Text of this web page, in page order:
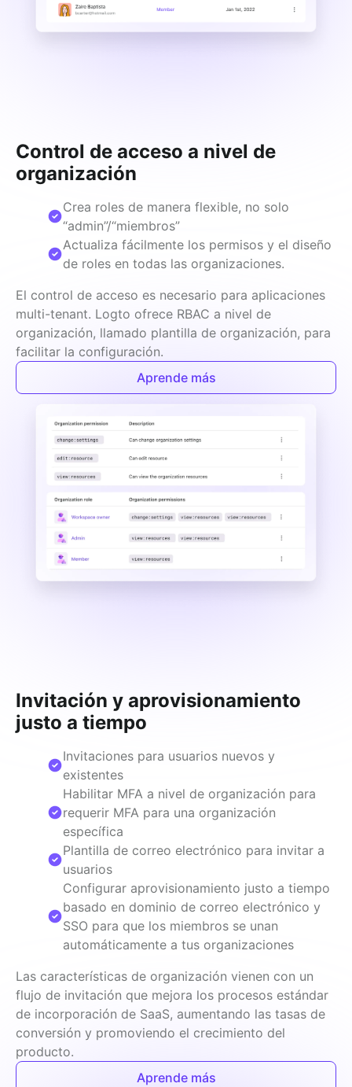
Control de acceso a nivel de
organización
El control de acceso es necesario para aplicaciones
multi-tenant. Logto ofrece RBAC a nivel de
organización, llamado plantilla de organización, para
facilitar la configuración.
Crea roles de manera flexible, no solo
“admin”/“miembros”
Actualiza fácilmente los permisos y el diseño
de roles en todas las organizaciones.
Aprende más
Invitación y aprovisionamiento
justo a tiempo
Las características de organización vienen con un
flujo de invitación que mejora los procesos estándar
de incorporación de SaaS, aumentando las tasas de
conversión y promoviendo el crecimiento del
producto.
Invitaciones para usuarios nuevos y
existentes
Habilitar MFA a nivel de organización para
requerir MFA para una organización
específica
Plantilla de correo electrónico para invitar a
usuarios
Configurar aprovisionamiento justo a tiempo
basado en dominio de correo electrónico y
SSO para que los miembros se unan
automáticamente a tus organizaciones
Aprende más